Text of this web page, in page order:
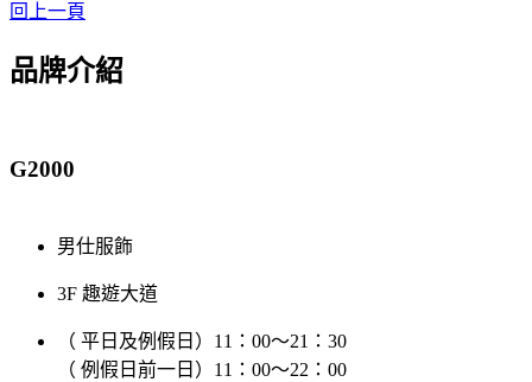
回上一頁
品牌介紹
G2000
男仕服飾
3F 趣遊大道
（ 平日及例假日）11：00～21：30
（ 例假日前一日）11：00～22：00